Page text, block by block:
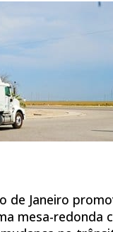
de Janeiro
mesa-redonda